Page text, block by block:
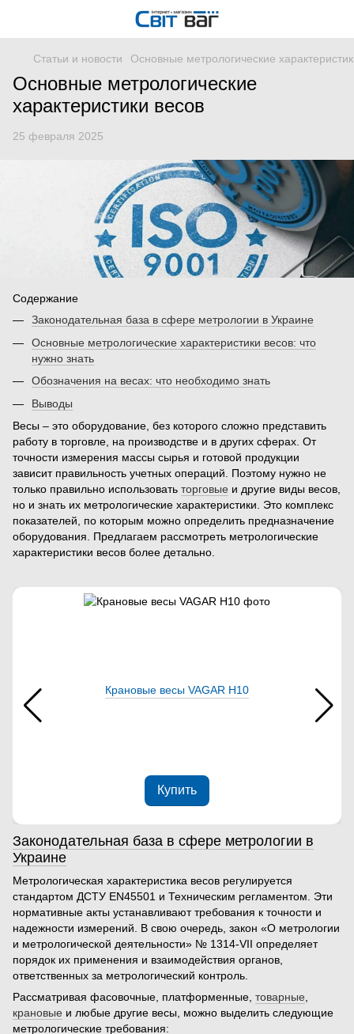
Статьи и новости Основные метрологические
Основные метрологические
характеристики весов
25 февраля 2025
Содержание
Законодательная база в сфере метрологии в Украине
Основные метрологические характеристики весов: что
нужно знать
Обозначения на весах: что необходимо знать
Выводы
Весы – это оборудование, без которого сложно представить
работу в торговле, на производстве и в других сферах. От
точности измерения массы сырья и готовой продукции
зависит правильность учетных операций. Поэтому нужно не
только правильно использовать торговые и другие виды весов,
но и знать их метрологические характеристики. Это комплекс
показателей, по которым можно определить предназначение
оборудования. Предлагаем рассмотреть метрологические
характеристики весов более детально.
Крановые весы VAGAR Н10
Купить
Законодательная база в сфере метрологии в
Украине
Метрологическая характеристика весов регулируется
стандартом ДСТУ EN45501 и Техническим регламентом. Эти
нормативные акты устанавливают требования к точности и
надежности измерений. В свою очередь, закон «О метрологии
и метрологической деятельности» № 1314-VII определяет
порядок их применения и взаимодействия органов,
ответственных за метрологический контроль.
Рассматривая фасовочные, платформенные, товарные,
крановые и любые другие весы, можно выделить следующие
метрологические требования: